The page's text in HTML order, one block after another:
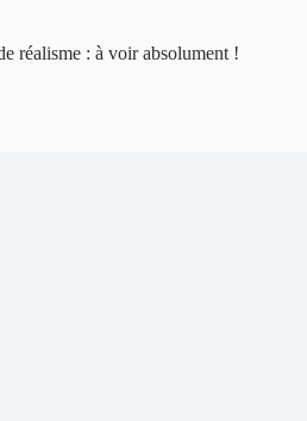
réalisme : à voir absolument !